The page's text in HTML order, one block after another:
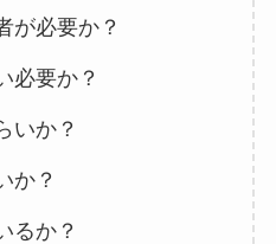
が必要か？
必要か？
いか？
か？
るか？